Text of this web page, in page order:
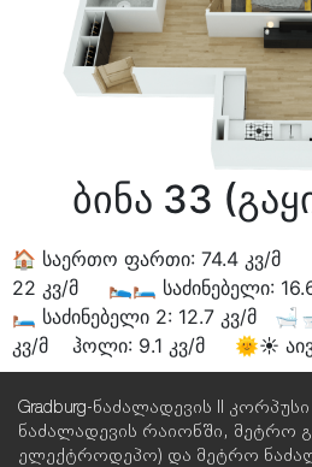
ბინა 33
🏠 საერთო ფართი: 74.4 კვ/მ
22 კვ/მ 🛌🛏 საძინებელი:
🛏 საძინებელი 2: 12.7 კვ/მ
კვ/მ ჰოლი: 9.1 კვ/მ 🌞☀️
Gradburg-ნაძალადევის II
ნაძალადევის რაიონში, მეტრო
ელექტროდეპო) და მეტრო